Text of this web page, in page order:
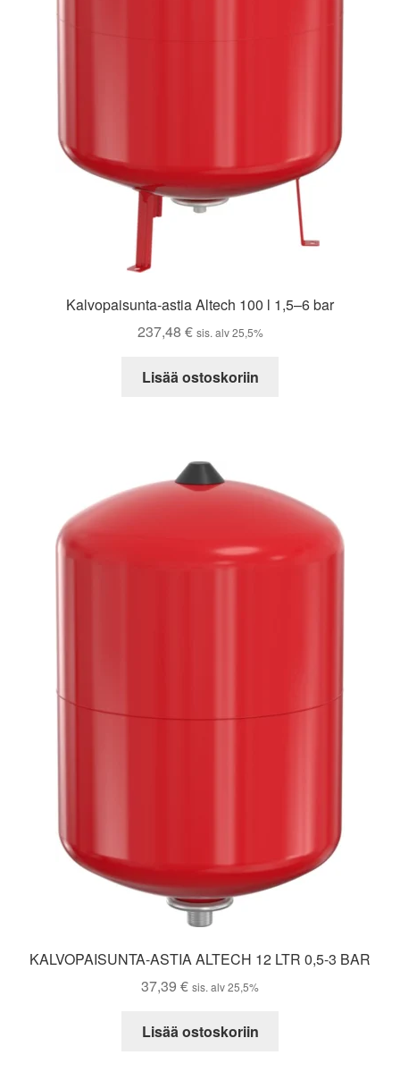
Kalvopaisunta-astia Altech 100 l 1,5–6 bar
237,48 € sis. alv 25,5%
Lisää ostoskoriin
KALVOPAISUNTA-ASTIA ALTECH 12 LTR 0,5-3 BAR
37,39 € sis. alv 25,5%
Lisää ostoskoriin